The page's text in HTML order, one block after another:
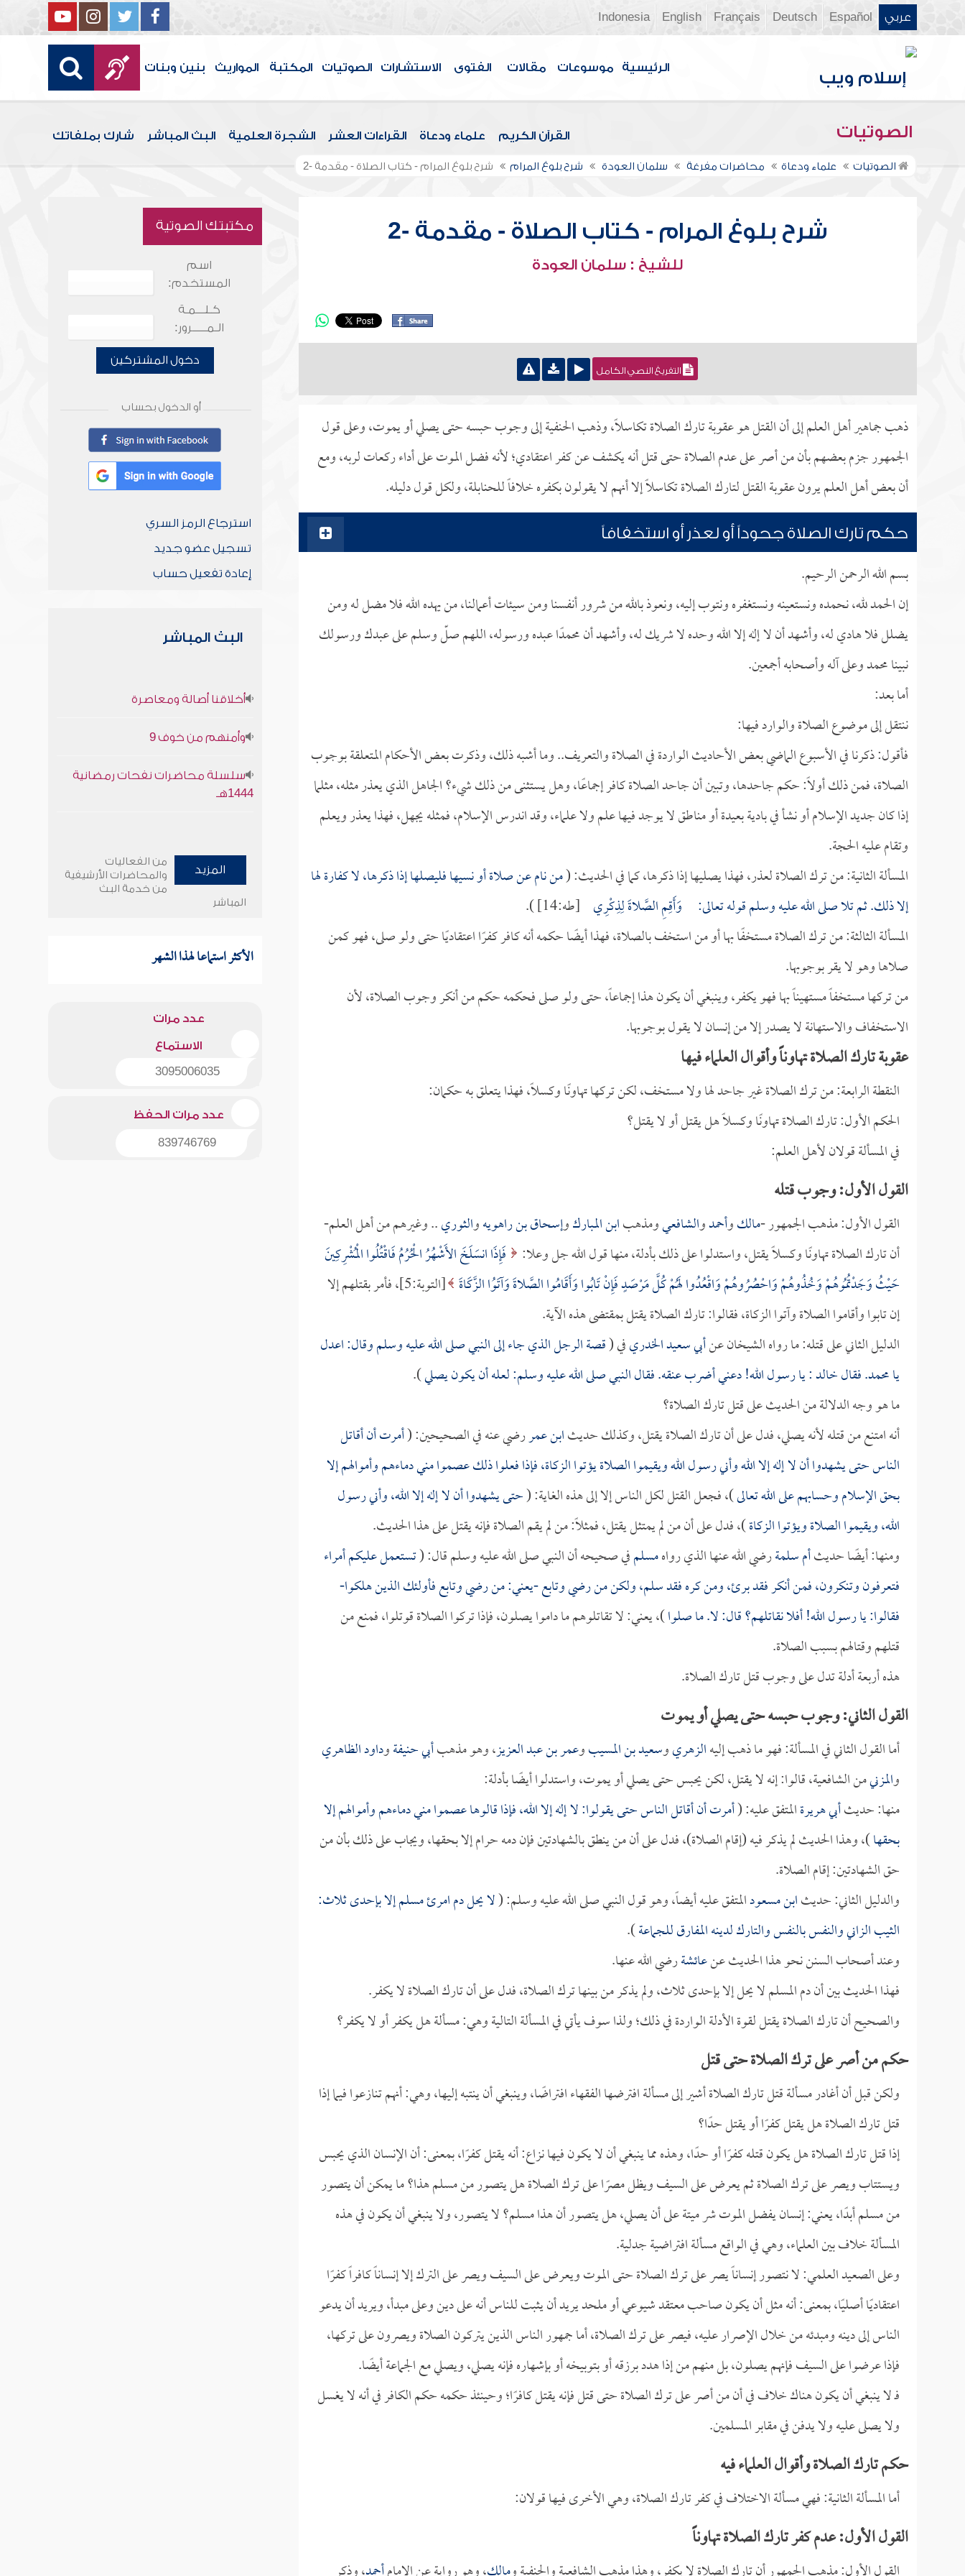
عربي Español
Deutsch
Français
English
Indonesia
الرئيسية موسوعات مقالات الفتوى الاستشارات الصوتيات المكتبة المواريث بنين وبنات
الصوتيات القرآن الكريم علماء ودعاة القراءات العشر الشجرة العلمية البث المباشر شارك بملفاتك
الصوتيات علماء ودعاة محاضرات مفرغة سلمان العودة شرح بلوغ المرام شرح بلوغ المرام - كتاب الصلاة - مقدمة -2
شرح بلوغ المرام - كتاب الصلاة - مقدمة -2
للشيخ : سلمان العودة
التفريغ النصي الكامل
ذهب جماهير أهل العلم إلى أن القتل هو عقوبة تارك الصلاة تكاسلاً، وذهب الحنفية إلى وجوب حبسه حتى يصلي أو يموت، وعلى قول
الجمهور جزم بعضهم بأن من أصر على عدم الصلاة حتى قتل أنه يكشف عن كفر اعتقادي؛ لأنه فضل الموت على أداء ركعات لربه، ومع
أن بعض أهل العلم يرون عقوبة القتل لتارك الصلاة تكاسلاً إلا أنهم لا يقولون بكفره خلافاً للحنابلة، ولكل قول دليله.
حكم تارك الصلاة جحوداً أو لعذر أو استخفافاً
بسم الله الرحمن الرحيم.
إن الحمد لله، نحمده ونستعينه ونستغفره ونتوب إليه، ونعوذ بالله من شرور أنفسنا ومن سيئات أعمالنا، من يهده الله فلا مضل له ومن
يضلل فلا هادي له، وأشهد أن لا إله إلا الله وحده لا شريك له، وأشهد أن محمدًا عبده ورسوله، اللهم صلّ وسلم على عبدك ورسولك
نبينا محمد وعلى آله وأصحابه أجمعين.
أما بعد:
ننتقل إلى موضوع الصلاة والوارد فيها:
فأقول: ذكرنا في الأسبوع الماضي بعض الأحاديث الواردة في الصلاة والتعريف.. وما أشبه ذلك، وذكرت بعض الأحكام المتعلقة بوجوب
الصلاة، فمن ذلك أولاً: حكم جاحدها، وتبين أن جاحد الصلاة كافر إجماعًا، وهل يستثنى من ذلك شيء؟ الجاهل الذي يعذر مثله، مثلما
إذا كان جديد الإسلام أو نشأ في بادية بعيدة أو مناطق لا يوجد فيها علم ولا علماء، وقد اندرس الإسلام، فمثله يجهل، فهذا يعذر ويعلم
وتقام عليه الحجة.
المسألة الثانية: من ترك الصلاة لعذر، فهذا يصليها إذا ذكرها، كما في الحديث: (من نام عن صلاة أو نسيها فليصلها إذا ذكرها، لا كفارة لها
إلا ذلك. ثم تلا صلى الله عليه وسلم قوله تعالى:
وَأَقِمِ الصَّلاةَ لِذِكْرِي [طه:14] ).
المسألة الثالثة: من ترك الصلاة مستخفًا بها أو من استخف بالصلاة، فهذا أيضًا حكمه أنه كافر كفرًا اعتقاديًا حتى ولو صلى، فهو كمن
صلاها وهو لا يقر بوجوبها.
من تركها مستخفاً مستهيناً بها فهو يكفر، وينبغي أن يكون هذا إجماعاً، حتى ولو صلى فحكمه حكم من أنكر وجوب الصلاة، لأن
الاستخفاف والاستهانة لا يصدر إلا من إنسان لا يقول بوجوبها.
عقوبة تارك الصلاة تهاوناً وأقوال العلماء فيها
النقطة الرابعة: من ترك الصلاة غير جاحد لها ولا مستخف، لكن تركها تهاونًا وكسلاً، فهذا يتعلق به حكمان:
الحكم الأول: تارك الصلاة تهاونًا وكسلاً هل يقتل أو لا يقتل؟
في المسألة قولان لأهل العلم:
القول الأول: وجوب قتله
القول الأول: مذهب الجمهور -مالكوأحمدوالشافعيومذهبابن المباركوإسحاق بن راهويهوالثوري.. وغيرهم من أهل العلم-
أن تارك الصلاة تهاونًا وكسلاً يقتل، واستدلوا على ذلك بأدلة، منها قول الله جل وعلا:
فَإِذَا انسَلَخَ الأَشْهُرُ الْحُرُمُ فَاقْتُلُوا الْمُشْرِكِينَ
حَيْثُ وَجَدْتُمُوهُمْ وَخُذُوهُمْ وَاحْصُرُوهُمْ وَاقْعُدُوا لَهُمْ كُلَّ مَرْصَدٍ فَإِنْ تَابُوا وَأَقَامُوا الصَّلاةَ وَآتَوُا الزَّكَاةَ
[التوبة:5]، فأمر بقتلهم إلا
إن تابوا وأقاموا الصلاة وآتوا الزكاة، فقالوا: تارك الصلاة يقتل بمقتضى هذه الآية.
الدليل الثاني على قتله: ما رواه الشيخان عنأبي سعيد الخدريفي (قصة الرجل الذي جاء إلى النبي صلى الله عليه وسلم وقال: اعدل
يا محمد. فقالخالد: يا رسول الله! دعني أضرب عنقه. فقال النبي صلى الله عليه وسلم: لعله أن يكون يصلي).
ما هو وجه الدلالة من الحديث على قتل تارك الصلاة؟
أنه امتنع من قتله لأنه يصلي، فدل على أن تارك الصلاة يقتل، وكذلك حديثابن عمررضي عنه في الصحيحين: (أمرت أن أقاتل
الناس حتى يشهدوا أن لا إله إلا الله وأني رسول الله ويقيموا الصلاة يؤتوا الزكاة، فإذا فعلوا ذلك عصموا مني دماءهم وأموالهم إلا
بحق الإسلام وحسابهم على الله تعالى)، فجعل القتل لكل الناس إلا إلى هذه الغاية: (حتى يشهدوا أن لا إله إلا الله، وأني رسول
الله، ويقيموا الصلاة ويؤتوا الزكاة)، فدل على أن من لم يمتثل يقتل، فمثلاً: من لم يقم الصلاة فإنه يقتل على هذا الحديث.
ومنها: أيضًا حديثأم سلمةرضي الله عنها الذي رواهمسلمفي صحيحه أن النبي صلى الله عليه وسلم قال: (تستعمل عليكم أمراء
فتعرفون وتنكرون، فمن أنكر فقد برئ، ومن كره فقد سلم، ولكن من رضي وتابع -يعني: من رضي وتابع فأولئك الذين هلكوا-
فقالوا: يا رسول الله! أفلا نقاتلهم؟ قال: لا. ما صلوا)، يعني: لا تقاتلوهم ما داموا يصلون، فإذا تركوا الصلاة قوتلوا، فمنع من
قتلهم وقتالهم بسبب الصلاة.
هذه أربعة أدلة تدل على وجوب قتل تارك الصلاة.
القول الثاني: وجوب حبسه حتى يصلي أو يموت
أما القول الثاني في المسألة: فهو ما ذهب إليهالزهريوسعيد بن المسيبوعمر بن عبد العزيز، وهو مذهبأبي حنيفةوداود الظاهري
والمزنيمن الشافعية، قالوا: إنه لا يقتل، لكن يحبس حتى يصلي أو يموت، واستدلوا أيضًا بأدلة:
منها: حديثأبي هريرةالمتفق عليه: (أمرت أن أقاتل الناس حتى يقولوا: لا إله إلا الله، فإذا قالوها عصموا مني دماءهم وأموالهم إلا
بحقها)، وهذا الحديث لم يذكر فيه (إقام الصلاة)، فدل على أن من ينطق بالشهادتين فإن دمه حرام إلا بحقها، ويجاب على ذلك بأن من
حق الشهادتين: إقام الصلاة.
والدليل الثاني: حديثابن مسعودالمتفق عليه أيضاً، وهو قول النبي صلى الله عليه وسلم: (لا يحل دم امرئ مسلم إلا بإحدى ثلاث:
الثيب الزاني والنفس بالنفس والتارك لدينه المفارق للجماعة).
وعند أصحاب السنن نحو هذا الحديث عنعائشةرضي الله عنها.
فهذا الحديث بين أن دم المسلم لا يحل إلا بإحدى ثلاث، ولم يذكر من بينها ترك الصلاة، فدل على أن تارك الصلاة لا يكفر.
والصحيح أن تارك الصلاة يقتل لقوة الأدلة الواردة في ذلك؛ ولذا سوف يأتي في المسألة التالية وهي: مسألة هل يكفر أو لا يكفر؟
حكم من أصر على ترك الصلاة حتى قتل
ولكن قبل أن أغادر مسألة قتل تارك الصلاة أشير إلى مسألة افترضها الفقهاء افتراضًا، وينبغي أن ينتبه إليها، وهي: أنهم تنازعوا فيما إذا
قتل تارك الصلاة هل يقتل كفرًا أو يقتل حدًا؟
إذا قتل تارك الصلاة هل يكون قتله كفرًا أو حدًا، وهذه مما ينبغي أن لا يكون فيها نزاع: أنه يقتل كفرًا، بمعنى: أن الإنسان الذي يحبس
ويستتاب ويصر على ترك الصلاة ثم يعرض على السيف ويظل مصرًا على ترك الصلاة هل يتصور من مسلم هذا؟ ما يمكن أن يتصور
من مسلم أبدًا، يعني: إنسان يفضل الموت شر ميتة على أن يصلي، هل يتصور أن هذا مسلم؟ لا يتصور، ولا ينبغي أن يكون في هذه
المسألة خلاف بين العلماء، وهي في الواقع مسألة افتراضية جدلية.
وعلى الصعيد العلمي: لا نتصور إنساناً يصر على ترك الصلاة حتى الموت ويعرض على السيف ويصر على الترك إلا إنساناً كافراً كفرًا
اعتقاديًا أصليًا، بمعنى: أنه مثل أن يكون صاحب معتقد شيوعي أو ملحد يريد أن يثبت للناس أنه على دين وعلى مبدأ، ويريد أن يدعو
الناس إلى دينه ومبدئه من خلال الإصرار عليه، فيصر على ترك الصلاة، أما جمهور الناس الذين يتركون الصلاة ويصرون على تركها،
فإذا عرضوا على السيف فإنهم يصلون، بل منهم من إذا هدد برزقه أو بتوبيخه أو بإشهاره فإنه يصلي، ويصلي مع الجماعة أيضًا.
فـ لا ينبغي أن يكون هناك خلاف في أن من أصر على ترك الصلاة حتى قتل فإنه يقتل كافرًا؛ وحينئذ حكمه حكم الكافر في أنه لا يغسل
ولا يصلى عليه ولا يدفن في مقابر المسلمين.
حكم تارك الصلاة وأقوال العلماء فيه
أما المسألة الثانية: فهي مسألة الاختلاف في كفر تارك الصلاة، وهي الأخرى فيها قولان:
القول الأول: عدم كفر تارك الصلاة تهاوناً
مكتبتك الصوتية
اسم
المستخدم:
كـلـــمـة
الـمـــــرور:
دخول المشتركين
أو الدخول بحساب
استرجاع الرمز السري
تسجيل عضو جديد
إعادة تفعيل حساب
البث المباشر
أخلاقنا أصالة ومعاصرة
وأمنهم من خوف 9
سلسلة محاضرات نفحات رمضانية
1444هـ
المزيد
من الفعاليات
والمحاضرات الأرشيفية
من خدمة البث
المباشر
الأكثر استماعا لهذا الشهر
عدد مرات
الاستماع
3095006035
عدد مرات الحفظ
839746769